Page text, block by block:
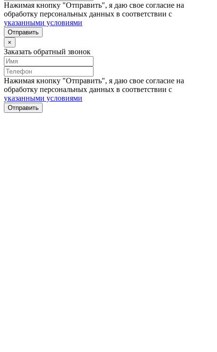
Нажимая кнопку "Отправить", я даю свое согласие на
обработку персональных данных в соответствии с
указанными условиями
Отправить
×
Заказать обратный звонок
Нажимая кнопку "Отправить", я даю свое согласие на
обработку персональных данных в соответствии с
указанными условиями
Отправить